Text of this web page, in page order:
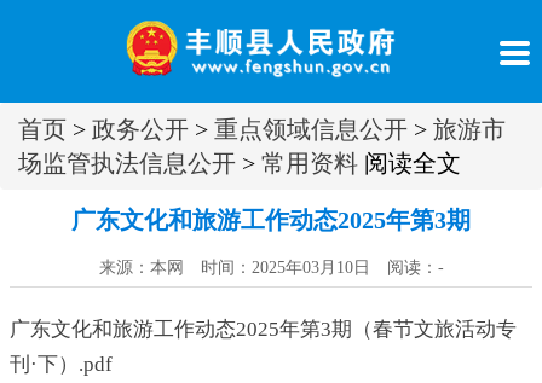
首页 > 政务公开 > 重点领域信息公开 > 旅游市
场监管执法信息公开 > 常用资料 阅读全文
广东文化和旅游工作动态2025年第3期
来源：本网 时间：2025年03月10日 阅读： -
广东文化和旅游工作动态2025年第3期（春节文旅活动专
刊·下）.pdf